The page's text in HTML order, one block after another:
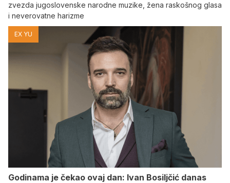
zvezda jugoslovenske narodne muzike, žena raskošnog glasa
i neverovatne harizme
EX YU
Godinama je čekao ovaj dan: Ivan Bosiljčić danas